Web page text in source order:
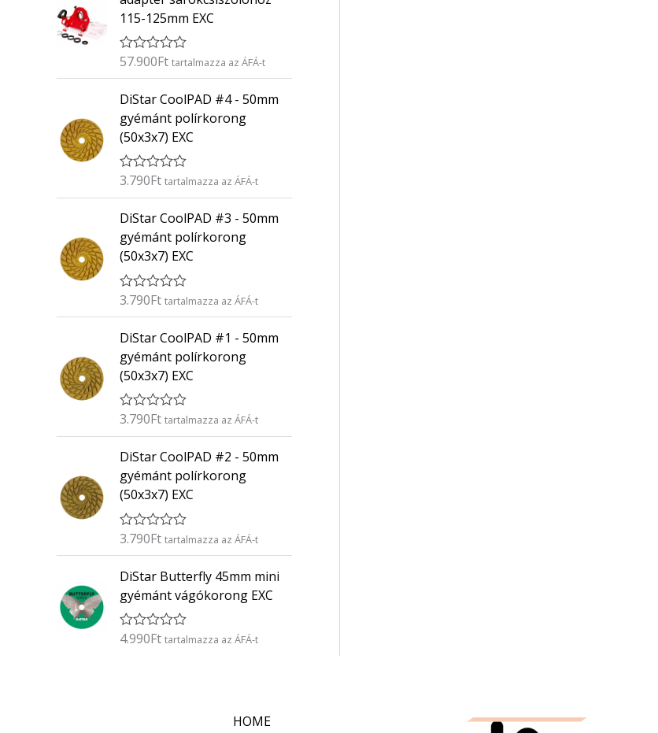
115-125mm EXC
É
é
e
l
s
:
0
/
5
57.900Ft tartalmazza az ÁFÁ-t
DiStar CoolPAD #4 - 50mm
gyémánt polírkorong
(50x3x7) EXC
É
é
e
l
s
:
0
/
5
3.790Ft tartalmazza az ÁFÁ-t
DiStar CoolPAD #3 - 50mm
gyémánt polírkorong
(50x3x7) EXC
É
é
e
l
s
:
0
/
5
3.790Ft tartalmazza az ÁFÁ-t
DiStar CoolPAD #1 - 50mm
gyémánt polírkorong
(50x3x7) EXC
É
é
e
l
s
:
0
/
5
3.790Ft tartalmazza az ÁFÁ-t
DiStar CoolPAD #2 - 50mm
gyémánt polírkorong
(50x3x7) EXC
É
é
e
é
s
3.790Ft tartalmazza az ÁFÁ-t
DiStar Butterfly 45mm mini
gyémánt vágókorong EXC
É
4.990Ft tartalmazza az ÁFÁ-t
HOME